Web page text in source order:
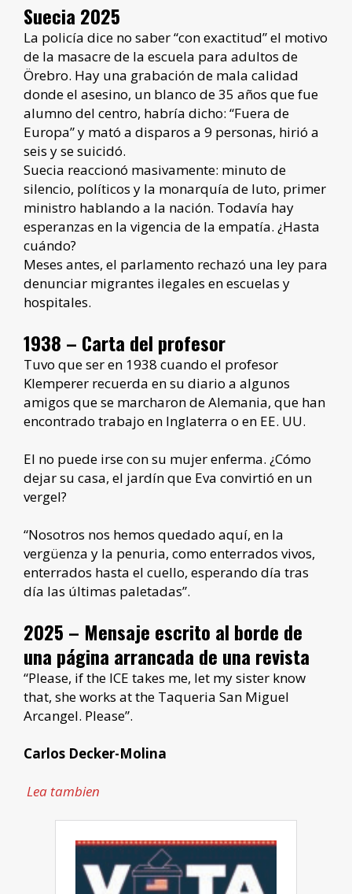
Suecia 2025
La policía dice no saber “con exactitud” el motivo
de la masacre de la escuela para adultos de
Örebro. Hay una grabación de mala calidad
donde el asesino, un blanco de 35 años que fue
alumno del centro, habría dicho: “Fuera de
Europa” y mató a disparos a 9 personas, hirió a
seis y se suicidó.
Suecia reaccionó masivamente: minuto de
silencio, políticos y la monarquía de luto, primer
ministro hablando a la nación. Todavía hay
esperanzas en la vigencia de la empatía. ¿Hasta
cuándo?
Meses antes, el parlamento rechazó una ley para
denunciar migrantes ilegales en escuelas y
hospitales.
1938 – Carta del profesor
Tuvo que ser en 1938 cuando el profesor
Klemperer recuerda en su diario a algunos
amigos que se marcharon de Alemania, que han
encontrado trabajo en Inglaterra o en EE. UU.
El no puede irse con su mujer enferma. ¿Cómo
dejar su casa, el jardín que Eva convirtió en un
vergel?
“Nosotros nos hemos quedado aquí, en la
vergüenza y la penuria, como enterrados vivos,
enterrados hasta el cuello, esperando día tras
día las últimas paletadas”.
2025 – Mensaje escrito al borde de
una página arrancada de una revista
“Please, if the ICE takes me, let my sister know
that, she works at the Taqueria San Miguel
Arcangel. Please”.
Carlos Decker-Molina
Lea tambien